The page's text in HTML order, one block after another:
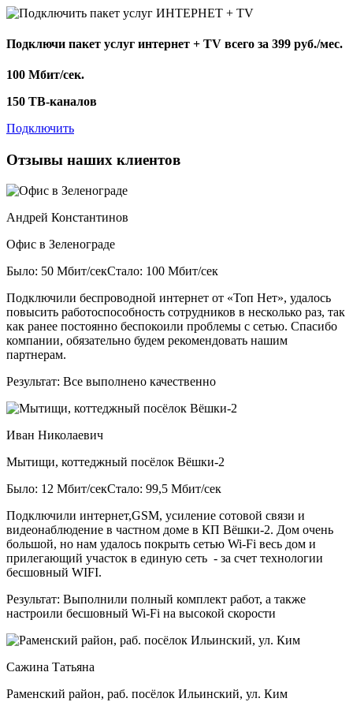
Подключи пакет услуг интернет + TV всего за 399 руб./мес.
100 Мбит/сек.
150 ТВ-каналов
Подключить
Отзывы наших клиентов
Андрей Константинов
Офис в Зеленограде
Было: 50 Мбит/секСтало: 100 Мбит/сек
Подключили беспроводной интернет от «Топ Нет», удалось
повысить работоспособность сотрудников в несколько раз, так
как ранее постоянно беспокоили проблемы с сетью. Спасибо
компании, обязательно будем рекомендовать нашим
партнерам.
Результат: Все выполнено качественно
Иван Николаевич
Мытищи, коттеджный посёлок Вёшки-2
Было: 12 Мбит/секСтало: 99,5 Мбит/сек
Подключили интернет,GSM, усиление сотовой связи и
видеонаблюдение в частном доме в КП Вёшки-2. Дом очень
большой, но нам удалось покрыть сетью Wi-Fi весь дом и
прилегающий участок в единую сеть - за счет технологии
бесшовный WIFI.
Результат: Выполнили полный комплект работ, а также
настроили бесшовный Wi-Fi на высокой скорости
Сажина Татьяна
Раменский район, раб. посёлок Ильинский, ул. Ким